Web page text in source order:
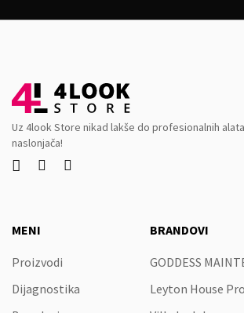
Uz 4look Store nikad lakše do profesionalnih
naslonjača!
  
MENI
Proizvodi
Dijagnostika
BRANDOVI
GODDESS
Leyton House